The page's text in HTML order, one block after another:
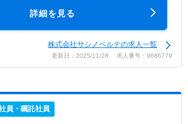
詳細を見る
株式会社サシノベルテの求人一覧
更新日：2025/11/28 求人番号：9686779
員・嘱託社員